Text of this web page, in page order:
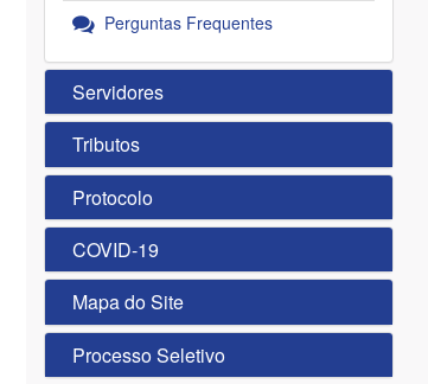
Perguntas Frequentes
Servidores
Tributos
Protocolo
COVID-19
Mapa do Site
Processo Seletivo